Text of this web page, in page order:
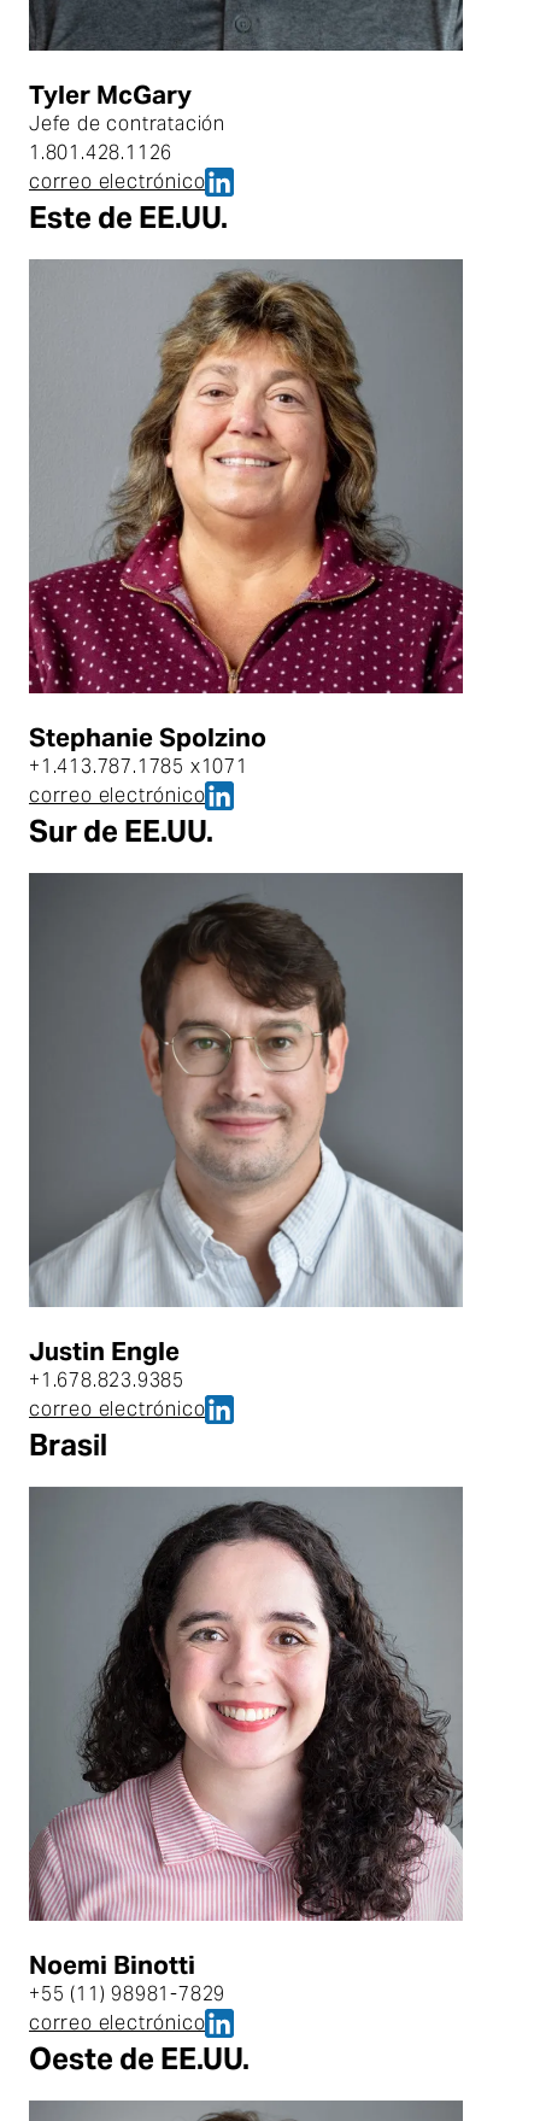
Tyler McGary
Jefe de contratación
1.801.428.1126
correo electrónico
Tyler McGary
Tyler McGary en LinkedIn
Este de EE.UU.
Stephanie Spolzino
+1.413.787.1785 x1071
correo electrónico
Stephanie Spolzino
Stephanie Spolzino en LinkedIn
Sur de EE.UU.
Justin Engle
+1.678.823.9385
correo electrónico
Justin Engle
Justin Engle en LinkedIn
Brasil
Noemi Binotti
+55 (11) 98981-7829
correo electrónico
Noemi Binotti
Noemi Binotti en LinkedIn
Oeste de EE.UU.